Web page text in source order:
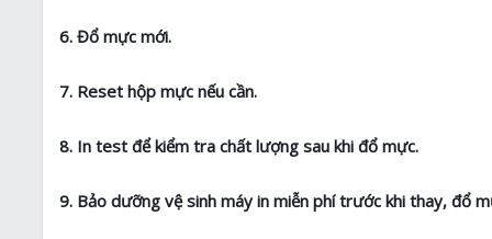
6. Đổ mực mới.
7. Reset hộp mực nếu cần.
8. In test để kiểm tra chất lượng sau khi đổ mực.
9. Bảo dưỡng vệ sinh máy in miễn phí trước khi thay, đổ